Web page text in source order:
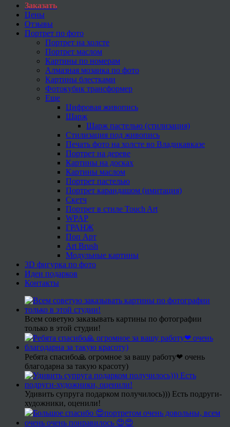
Заказать
Цены
Отзывы
Портрет по фото
Портрет на холсте
Портрет маслом
Картины по номерам
Алмазная мозаика по фото
Картины блестками
Фотокубик трансформер
Еще
Цифровая живопись
Шарж
Шарж пастелью (стилизация)
Стилизация под живопись
Печать фото на холсте во Владикавказе
Портрет на дереве
Картины на досках
Картины маслом
Портрет пастелью
Портрет карандашом (имитация)
Скетч
Портрет в стиле Touch Art
WPAP
ГРАНЖ
Поп Арт
Art Brush
Модульные картины
3D фигурка по фото
Идеи подарков
Контакты
Всем советую заказывать картины по фотографии
только в этой студии!
Ребята спасибо🙏 огромное за вашу работу❤ очень
благодарна за такую красоту)
Удивить супруга подарком получилось))) Есть подруги-
художники, оценили!